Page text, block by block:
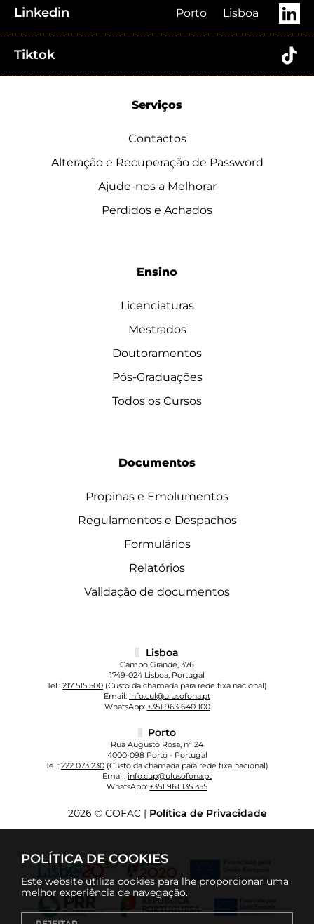
POLÍTICA DE COOKIES
Este website utiliza cookies para lhe proporcionar uma
melhor experiência de navegação.
Linkedin Porto Lisboa
Tiktok
Serviços
Contactos
Alteração e Recuperação de Password
Ajude-nos a Melhorar
Perdidos e Achados
Ensino
Licenciaturas
Mestrados
Doutoramentos
Pós-Graduações
Todos os Cursos
Documentos
Propinas e Emolumentos
Regulamentos e Despachos
Formulários
Relatórios
Validação de documentos
Lisboa
Campo Grande, 376
1749-024 Lisboa, Portugal
Tel.: 217 515 500 (Custo da chamada para rede fixa nacional)
Email: info.cul@ulusofona.pt
WhatsApp: +351 963 640 100
Porto
Rua Augusto Rosa, nº 24
4000-098 Porto - Portugal
Tel.: 222 073 230 (Custo da chamada para rede fixa nacional)
Email: info.cup@ulusofona.pt
WhatsApp: +351 961 135 355
2026 © COFAC | Política de Privacidade